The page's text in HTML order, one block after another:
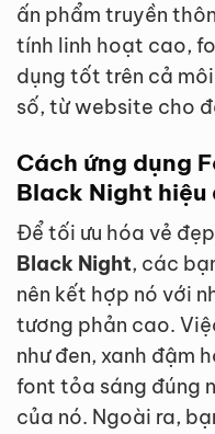
ấn phẩm truyền
tính linh hoạt cao,
dụng tốt trên cả
số, từ website cho
Cách ứng dụng
Black Night hiệu
Để tối ưu hóa vẻ
Black Night, các
nên kết hợp nó với
tương phản cao.
như đen, xanh đậm
font tỏa sáng đúng
của nó. Ngoài ra,